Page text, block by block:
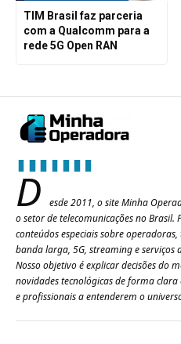
TIM Brasil faz parceria
com a Qualcomm para a
rede 5G Open RAN
D
esde 2011, o site Minha
o setor de telecomunicações no Brasil.
conteúdos especiais sobre
banda larga, 5G, streaming e serviços
Nosso objetivo é explicar decisões do
novidades tecnológicas de forma
e profissionais a entenderem o